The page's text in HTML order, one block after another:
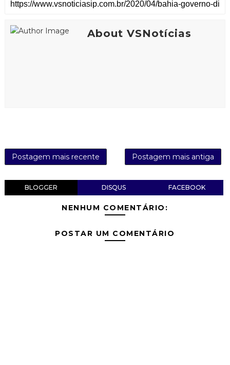
About VSNotícias
Postagem mais recente Postagem mais antiga
BLOGGER DISQUS FACEBOOK
NENHUM COMENTÁRIO:
POSTAR UM COMENTÁRIO